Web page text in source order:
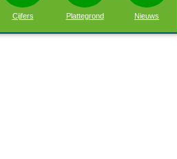
Cijfers Plattegrond Nieuws